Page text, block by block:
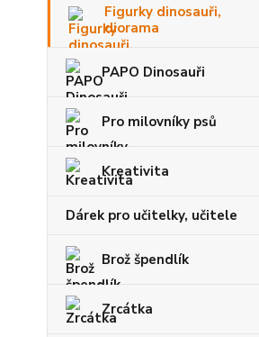
Figurky dinosauři,
diorama
PAPO Dinosauři
Pro milovníky psů
Kreativita
Dárek pro učitelky, učitele
Brož špendlík
Zrcátka